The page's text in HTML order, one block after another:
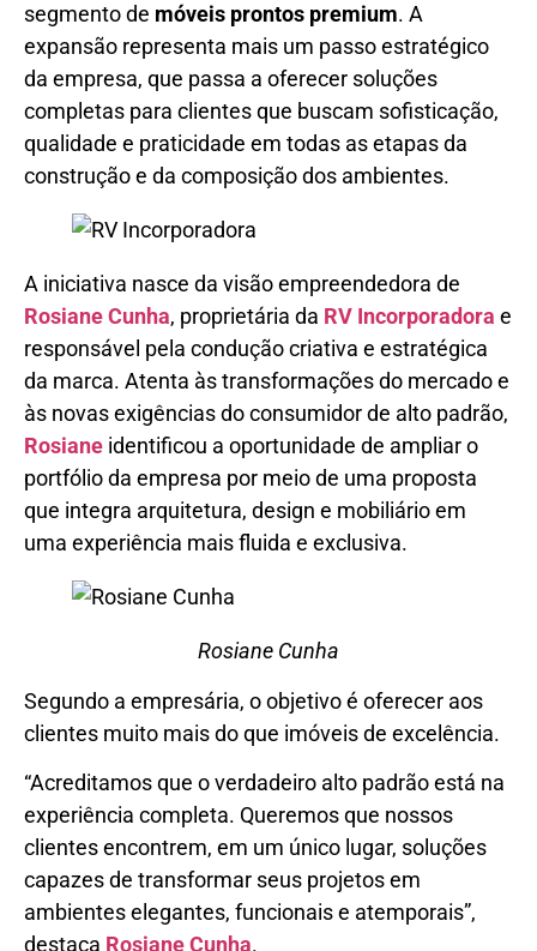
segmento de móveis prontos premium. A
expansão representa mais um passo estratégico
da empresa, que passa a oferecer soluções
completas para clientes que buscam sofisticação,
qualidade e praticidade em todas as etapas da
construção e da composição dos ambientes.
A iniciativa nasce da visão empreendedora de
Rosiane Cunha, proprietária da RV Incorporadora e
responsável pela condução criativa e estratégica
da marca. Atenta às transformações do mercado e
às novas exigências do consumidor de alto padrão,
Rosiane identificou a oportunidade de ampliar o
portfólio da empresa por meio de uma proposta
que integra arquitetura, design e mobiliário em
uma experiência mais fluida e exclusiva.
Rosiane Cunha
Segundo a empresária, o objetivo é oferecer aos
clientes muito mais do que imóveis de excelência.
“Acreditamos que o verdadeiro alto padrão está na
experiência completa. Queremos que nossos
clientes encontrem, em um único lugar, soluções
capazes de transformar seus projetos em
ambientes elegantes, funcionais e atemporais”,
destaca Rosiane Cunha.